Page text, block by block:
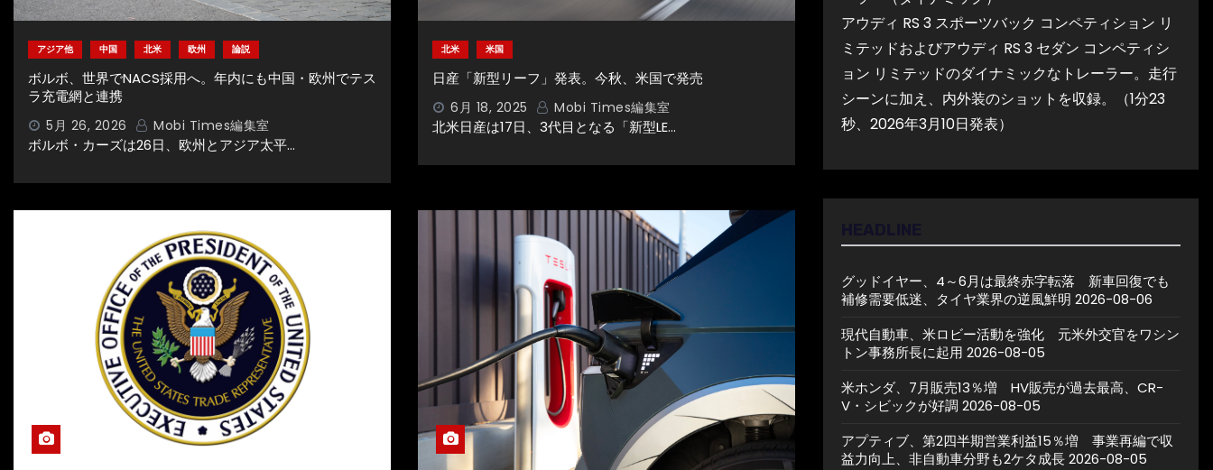
アジア他 中国 北米 欧州 論説
ボルボ、世界でNACS採用へ。年内にも中国・欧州でテス
ラ充電網と連携
5月 26, 2026 Mobi Times編集室
ボルボ・カーズは26日、欧州とアジア太平…
北米 米国
日産「新型リーフ」発表。今秋、米国で発売
6月 18, 2025 Mobi Times編集室
北米日産は17日、3代目となる「新型LE…
アウディ RS 3 スポーツバック コンペティション リ
ミテッドおよびアウディ RS 3 セダン コンペティシ
ョン リミテッドのダイナミックなトレーラー。走行
シーンに加え、内外装のショットを収録。（1分23
秒、2026年3月10日発表）
グッドイヤー、4～6月は最終赤字転落 新車回復でも
補修需要低迷、タイヤ業界の逆風鮮明 2026-08-06
現代自動車、米ロビー活動を強化 元米外交官をワシン
トン事務所長に起用 2026-08-05
米ホンダ、7月販売13％増 HV販売が過去最高、CR-
V・シビックが好調 2026-08-05
アプティブ、第2四半期営業利益15％増 事業再編で収
益力向上、非自動車分野も2ケタ成長2026-08-05